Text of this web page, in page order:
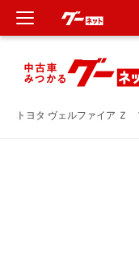
トヨタ ヴェルファイア
新車
中古車